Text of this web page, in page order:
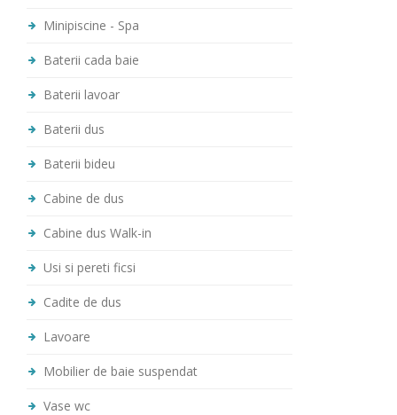
Minipiscine - Spa
Baterii cada baie
Baterii lavoar
Baterii dus
Baterii bideu
Cabine de dus
Cabine dus Walk-in
Usi si pereti ficsi
Cadite de dus
Lavoare
Mobilier de baie suspendat
Vase wc